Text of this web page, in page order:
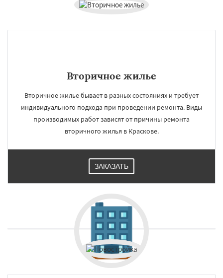
Вторичное жилье
Вторичное жилье бывает в разных состояниях и требует
индивидуального подхода при проведении ремонта. Виды
производимых работ зависят от причины ремонта
вторичного жилья в Краскове.
ЗАКАЗАТЬ